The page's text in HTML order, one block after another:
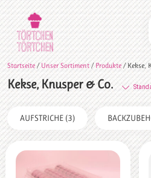
Startseite/Unser Sortiment/Produkte/ Kekse,
Kekse, Knusper & Co.
AUFSTRICHE (3)